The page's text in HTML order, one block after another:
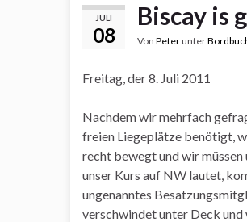
JULI
08
Biscay is
Von Peterunter
Freitag, der 8. Juli 2011
Nachdem wir mehrfach
freien Liegeplätze benötigt,
recht bewegt und wir müssen
unser Kurs auf NW lautet,
ungenanntes
verschwindet unter Deck